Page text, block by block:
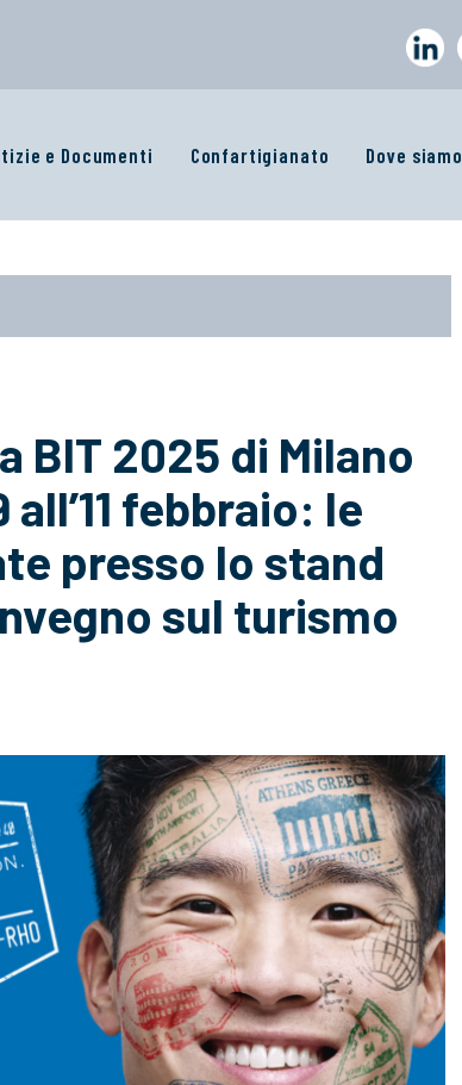
e Documenti Confartigianato Dove siamo
BIT 2025 di Milano
febbraio: le
presso lo stand
sul turismo